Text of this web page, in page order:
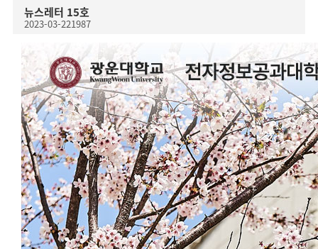
뉴스레터 15호
2023-03-221987